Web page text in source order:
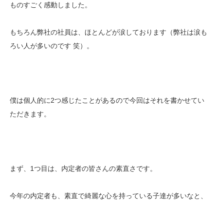
ものすごく感動しました。
もちろん弊社の社員は、ほとんどが涙しております（弊社は涙も
ろい人が多いのです 笑）。
僕は個人的に2つ感じたことがあるので今回はそれを書かせてい
ただきます。
まず、1つ目は、内定者の皆さんの素直さです。
今年の内定者も、素直で綺麗な心を持っている子達が多いなと、